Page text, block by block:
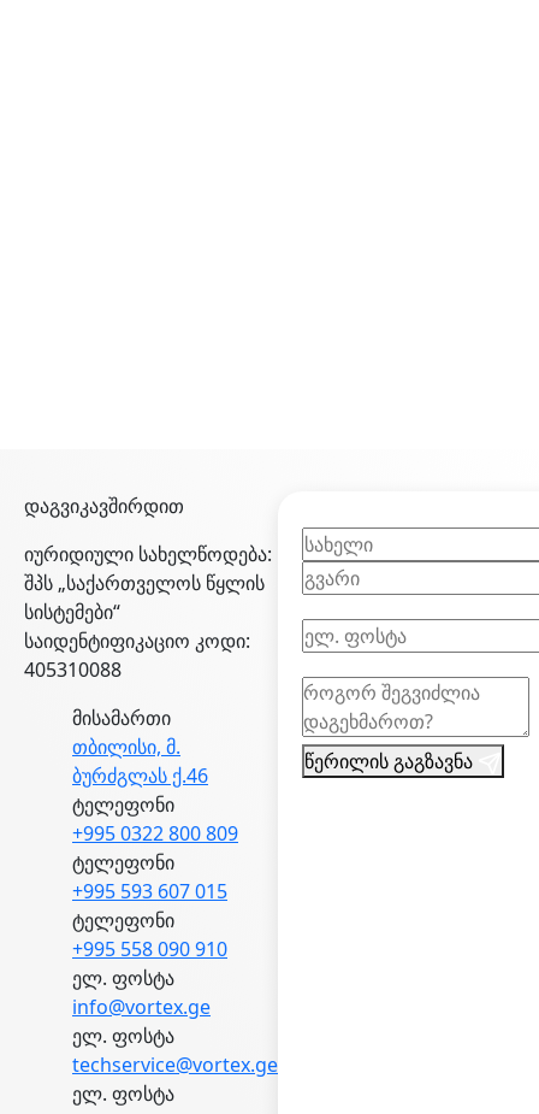
დაგვიკავშირდით
იურიდიული სახელწოდება:
შპს „საქართველოს წყლის
სისტემები“
საიდენტიფიკაციო კოდი:
405310088
მისამართი
თბილისი, მ.
ბურძგლას ქ.46
ტელეფონი
+995 0322 800 809
ტელეფონი
+995 593 607 015
ტელეფონი
+995 558 090 910
ელ. ფოსტა
info@vortex.ge
ელ. ფოსტა
techservice@vortex.ge
ელ. ფოსტა
წერილის გაგზავნა